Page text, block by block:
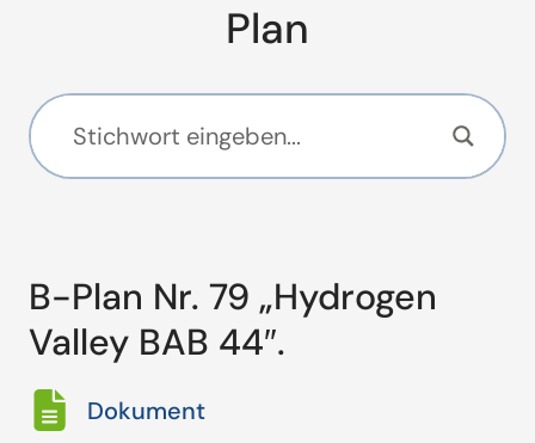
Plan
B-Plan Nr. 79 „Hydrogen
Valley BAB 44″.
Dokument